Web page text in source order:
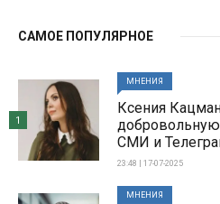
САМОЕ ПОПУЛЯРНОЕ
МНЕНИЯ
Ксения
СМИ и
23:48 | 17-07-2025
1
МНЕНИЯ